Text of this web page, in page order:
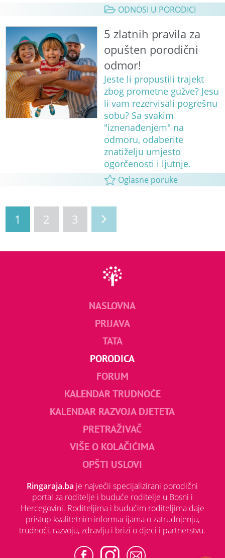
ODNOSI U PORODICI
5 zlatnih pravila za
opušten porodični
odmor!
Jeste li propustili trajekt
zbog prometne gužve? Jesu
li vam rezervisali pogrešnu
sobu? Sa svakim
"iznenađenjem" na
odmoru, odaberite
znatiželju umjesto
ogorčenosti i ljutnje.
Oglasne poruke
1 2 3
NASLOVNA
PRIJAVA
TATA
PORODICA
FORUM
KALENDAR TRUDNOĆE
KALENDAR RAZVOJA DJETETA
PRETRAŽIVAČ
VIŠE O KOLAČIĆIMA
OPŠTI USLOVI
Ringaraja.ba je najvećii specijalizirani porodični
portal za roditelje i buduće roditelje u Bosni i
Hercegovini. Roditeljima i budućim roditeljima daje
pristup kvalitetnim informacijama o zatrudnjenju,
trudnoći, razvoju, zdravlju i brizi o djeci i partnerstvu.